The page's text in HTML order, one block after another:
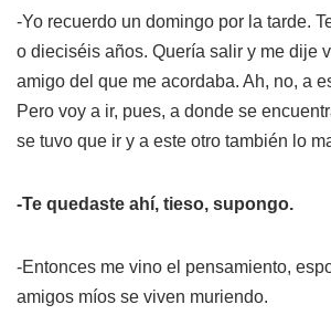
-Yo recuerdo un domingo por la tarde.
o dieciséis años. Quería salir y me dije
amigo del que me acordaba. Ah, no, a
Pero voy a ir, pues, a donde se
se tuvo que ir y a este otro también lo
-Te quedaste ahí, tieso, supongo.
-Entonces me vino el pensamiento,
amigos míos se viven muriendo.